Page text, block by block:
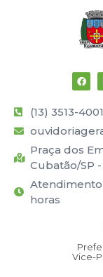
(13) 3513-4001
Praça dos
Cubatão/SP -
Atendimento
horas
Vice-